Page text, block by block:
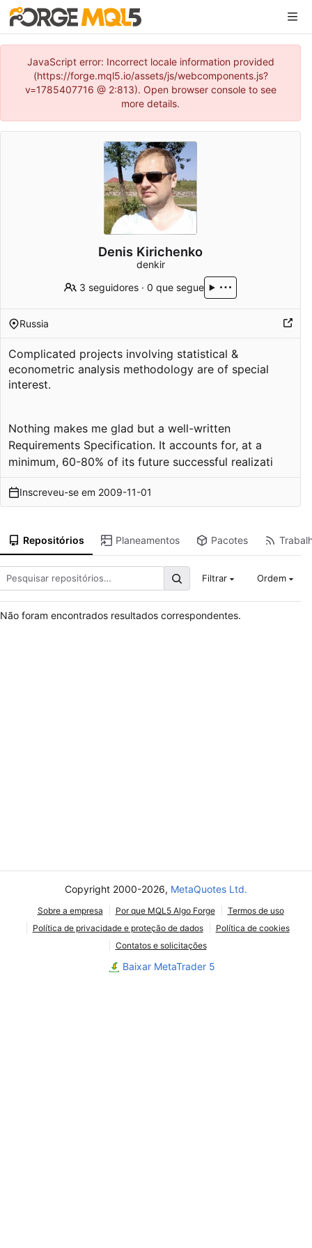
JavaScript error: Incorrect locale information provided
(https://forge.mql5.io/assets/js/webcomponents.js?
v=1785407716 @ 2:813). Open browser console to see
more details.
Denis Kirichenko
denkir
3 seguidores· 0 que segue
Russia
Complicated projects involving statistical &
econometric analysis methodology are of special
interest.
Nothing makes me glad but a well-written
Requirements Specification. It accounts for, at a
minimum, 60-80% of its future successful realizati
Inscreveu-se em 2009-11-01
Repositórios Planeamentos Pacotes
Filtrar Ordem
Não foram encontrados resultados correspondentes.
Copyright 2000-2026, MetaQuotes Ltd.
Sobre a empresa Por que MQL5 Algo Forge
Termos de uso
Política de privacidade e proteção de dados
Política de cookies
Contatos e solicitações
Baixar MetaTrader 5